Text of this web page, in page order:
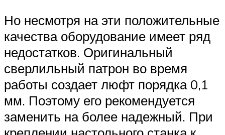
Но несмотря на эти положительные
качества оборудование имеет ряд
недостатков. Оригинальный
сверлильный патрон во время
работы создает люфт порядка 0,1
мм. Поэтому его рекомендуется
заменить на более надежный. При